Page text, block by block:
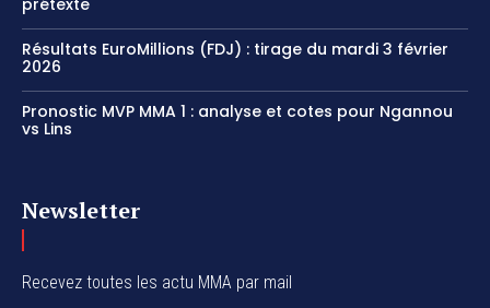
prétexte
Résultats EuroMillions (FDJ) : tirage du mardi 3 février
2026
Pronostic MVP MMA 1 : analyse et cotes pour Ngannou
vs Lins
Newsletter
Recevez toutes les actu MMA par mail